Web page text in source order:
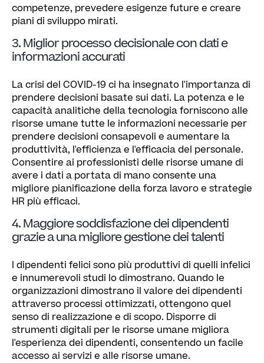
competenze, prevedere esigenze future e creare
piani di sviluppo mirati.
3. Miglior processo decisionale con dati e
informazioni accurati
La crisi del COVID-19 ci ha insegnato l'importanza di
prendere decisioni basate sui dati. La potenza e le
capacità analitiche della tecnologia forniscono alle
risorse umane tutte le informazioni necessarie per
prendere decisioni consapevoli e aumentare la
produttività, l'efficienza e l'efficacia del personale.
Consentire ai professionisti delle risorse umane di
avere i dati a portata di mano consente una
migliore pianificazione della forza lavoro e strategie
HR più efficaci.
4. Maggiore soddisfazione dei dipendenti
grazie a una migliore gestione dei talenti
I dipendenti felici sono più produttivi di quelli infelici
e innumerevoli studi lo dimostrano. Quando le
organizzazioni dimostrano il valore dei dipendenti
attraverso processi ottimizzati, ottengono quel
senso di realizzazione e di scopo. Disporre di
strumenti digitali per le risorse umane migliora
l'esperienza dei dipendenti, consentendo un facile
accesso ai servizi e alle risorse umane.